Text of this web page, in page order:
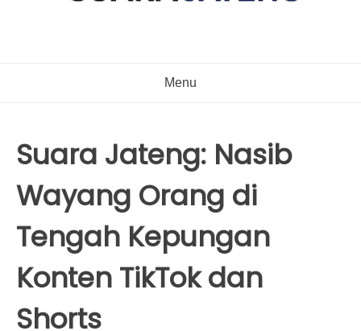
Menu
Suara Jateng: Nasib
Wayang Orang di
Tengah Kepungan
Konten TikTok dan
Shorts